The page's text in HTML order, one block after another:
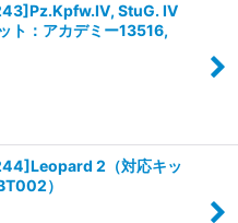
StuG. IV
ト：アカデミー13516,
2（対応キッ
）